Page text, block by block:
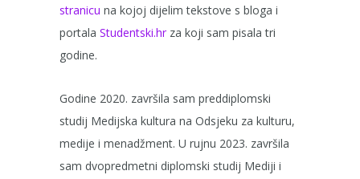
stranicu na kojoj dijelim tekstove s bloga i
portala Studentski.hr za koji sam pisala tri
godine.
Godine 2020. završila sam preddiplomski
studij Medijska kultura na Odsjeku za kulturu,
medije i menadžment. U rujnu 2023. završila
sam dvopredmetni diplomski studij Mediji i